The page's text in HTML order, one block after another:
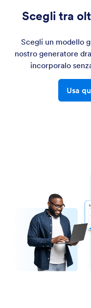
Scegli tra
Scegli un modello
nostro generatore
incorporalo
Usa